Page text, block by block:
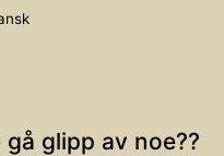
gå glipp av noe??